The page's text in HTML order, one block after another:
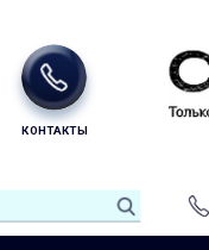
КОНТАКТЫ